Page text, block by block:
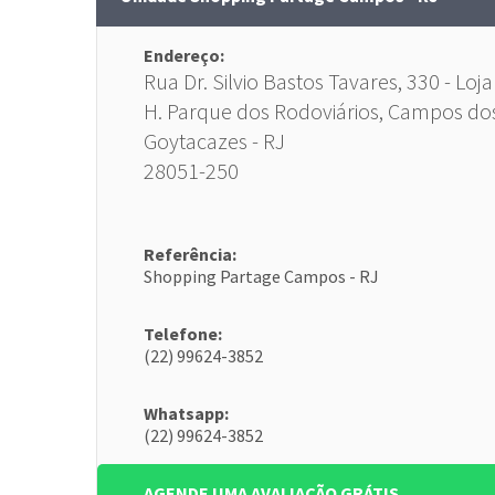
Endereço:
Rua Dr. Silvio Bastos Tavares, 330 - Loja
H. Parque dos Rodoviários, Campos
Goytacazes - RJ
28051-250
Referência:
Shopping Partage Campos - RJ
Telefone:
(22) 99624-3852
Whatsapp:
(22) 99624-3852